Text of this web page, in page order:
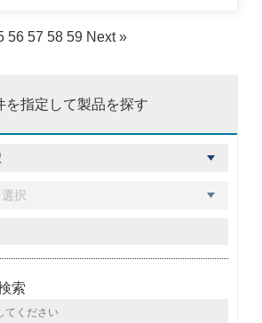
56 57 58 59 Next »
を指定して製品を探す
索